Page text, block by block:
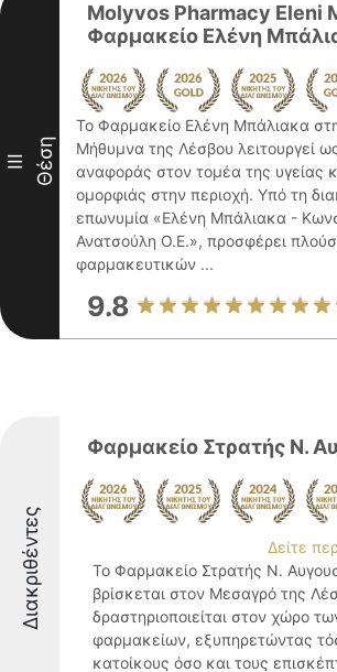
III Θέση
Molyvos Pharmacy Eleni
Φαρμακείο Ελένη
Το Φαρμακείο Ελένη Μπάλιακα
Μήθυμνα της Λέσβου λειτουργεί
αναφοράς στον τομέα της υγείας
ομορφιάς στην περιοχή. Υπό τη
επωνυμία «Ελένη Μπάλιακα -
Ανατσούλη Ο.Ε.», προσφέρει
φαρμακευτικών ...
9.8
Διακριθέντες
Φαρμακείο Στρατής Ν.
Δείτε
Το Φαρμακείο Στρατής Ν.
βρίσκεται στον Μεσαγρό της
δραστηριοποιείται στον χώρο
φαρμακείων, εξυπηρετώντας
κατοίκους όσο και τους